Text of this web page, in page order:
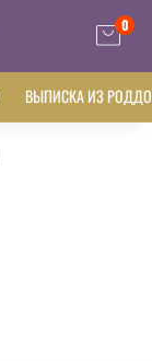
0
ВЫПИСКА ИЗ